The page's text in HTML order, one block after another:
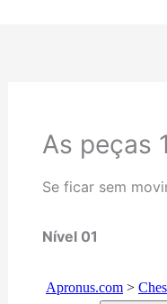
As peças 1
Se ficar sem
Nível 01